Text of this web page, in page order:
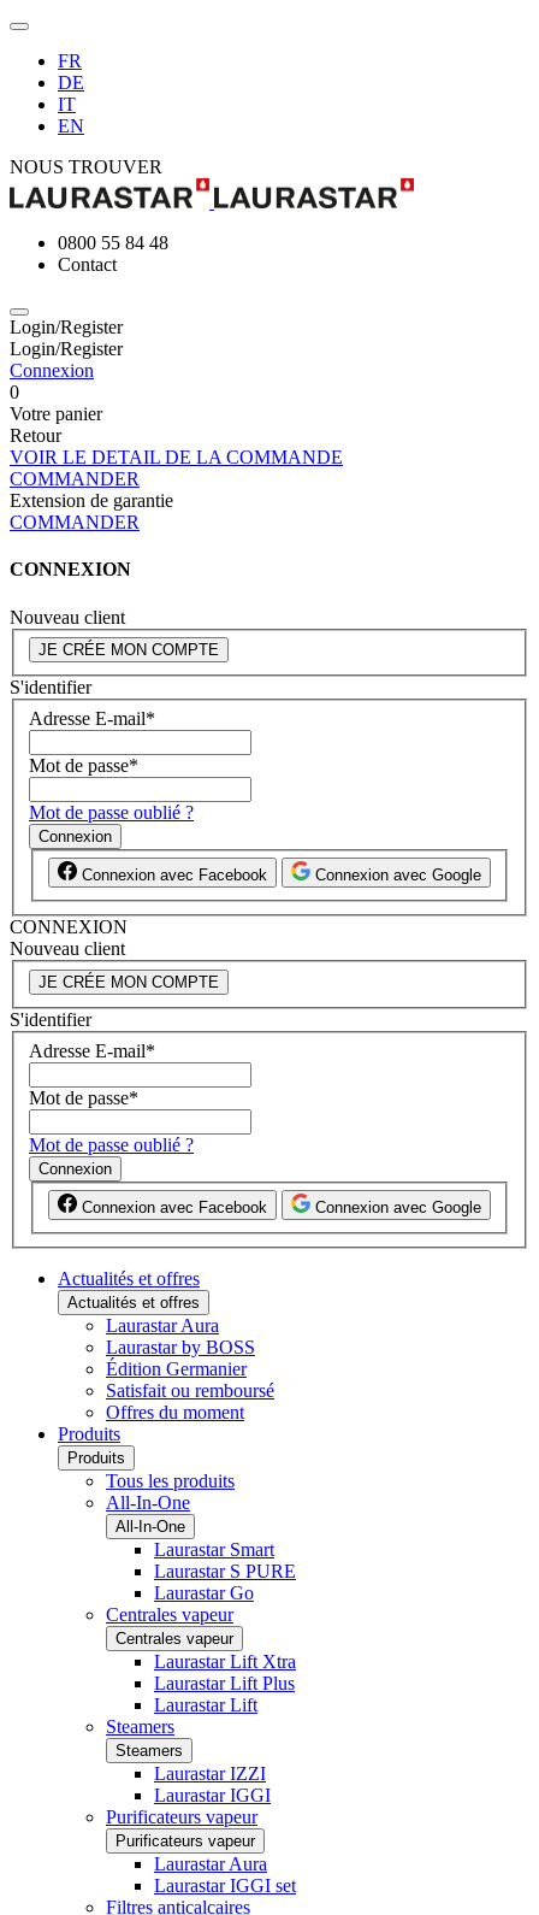
FR
DE
IT
EN
NOUS TROUVER
0800 55 84 48
Contact
Login/Register
Login/Register
Connexion
0
Votre panier
Retour
VOIR LE DETAIL DE LA COMMANDE
COMMANDER
Extension de garantie
COMMANDER
CONNEXION
Nouveau client
JE CRÉE MON COMPTE
S'identifier
Adresse E-mail*
Mot de passe*
Mot de passe oublié ?
Connexion
Connexion avec Facebook Connexion avec Google
CONNEXION
Nouveau client
JE CRÉE MON COMPTE
S'identifier
Adresse E-mail*
Mot de passe*
Mot de passe oublié ?
Connexion
Connexion avec Facebook Connexion avec Google
Actualités et offres
Actualités et offres
Laurastar Aura
Laurastar by BOSS
Édition Germanier
Satisfait ou remboursé
Offres du moment
Produits
Produits
Tous les produits
All-In-One
All-In-One
Laurastar Smart
Laurastar S PURE
Laurastar Go
Centrales vapeur
Centrales vapeur
Laurastar Lift Xtra
Laurastar Lift Plus
Laurastar Lift
Steamers
Steamers
Laurastar IZZI
Laurastar IGGI
Purificateurs vapeur
Purificateurs vapeur
Laurastar Aura
Laurastar IGGI set
Filtres anticalcaires